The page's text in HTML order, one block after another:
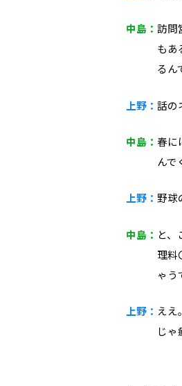
中島： 訪問
もあ
るん
上野： 話の
中島： 春に
んで
上野： 野球
中島： と
理料
ゃう
上野： ええ
じゃ